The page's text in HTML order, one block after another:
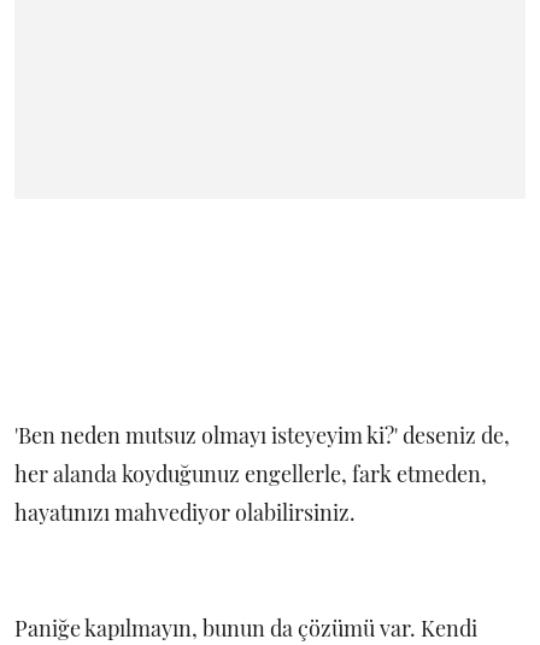
'Ben neden mutsuz olmayı isteyeyim ki?' deseniz de,
her alanda koyduğunuz engellerle, fark etmeden,
hayatınızı mahvediyor olabilirsiniz.
Paniğe kapılmayın, bunun da çözümü var. Kendi